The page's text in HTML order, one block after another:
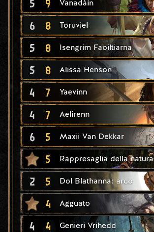
5 9 Vanadáin
6 8 Toruviel
5 8 Isengrim Faoiltiarna
5 8 Alissa Henson
4 7 Yaevinn
4 7 Aelirenn
6 5 Maxii Van Dekkar
5 Rappresaglia della natura
2 5 Dol Blathanna: arco
4 Agguato
4 4 Genieri Vrihedd